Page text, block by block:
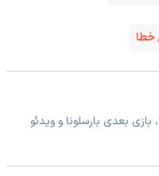
خطا
بازی بعدی بارسلونا و ویدئو